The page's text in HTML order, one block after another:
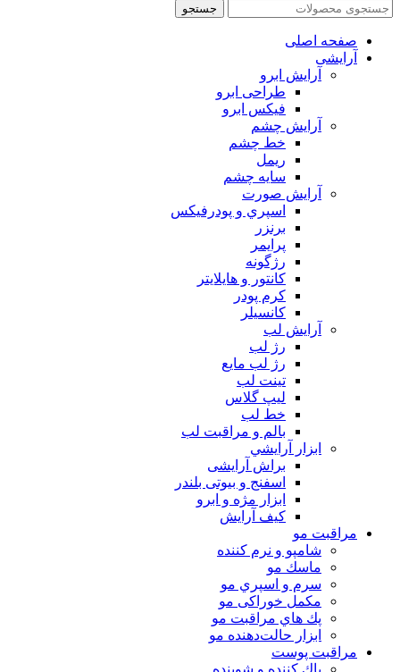
جستجو
صفحه اصلی
آرایشی
آرايش ابرو
طراحی ابرو
فیکس ابرو
آرايش چشم
خط چشم
ريمل
سايه چشم
آرايش صورت
اسپري و پودرفيكس
برنزر
پرايمر
رژگونه
كانتور و هايلايتر
كرم پودر
كانسيلر
آرايش لب
رژ لب
رژ لب مایع
تینت لب
لیپ گلاس
خط لب
بالم و مراقبت لب
ابزار آرايشي
براش آرایشی
اسفنج و بیوتی بلندر
ابزار مژه و ابرو
کیف آرایش
مراقبت مو
شامپو و نرم كننده
ماسك مو
سرم و اسپري مو
مكمل خوراكی مو
پك هاي مراقبت مو
ابزار حالت‌دهنده مو
مراقبت پوست
پاك كننده و شوينده